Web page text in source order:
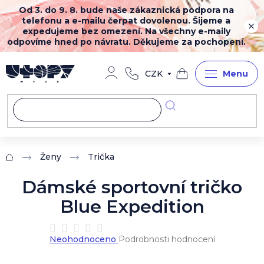
Přejít
na
obsah
Od 3. do 9. 8. bude naše zákaznická podpora na
telefonu a e-mailu čerpat dovolenou. Šijeme a
expedujeme bez omezení. Na všechny e-maily
odpovíme hned po návratu. Děkujeme za pochopení.
CZK
Nákupní
košík
Domů Ženy Trička
Dámské sportovní tričko
Blue Expedition
Průměrné
hodnocení
Neohodnoceno Podrobnosti hodnocení